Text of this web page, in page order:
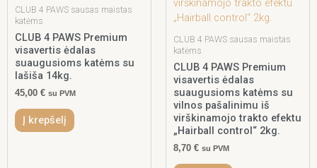
CLUB 4 PAWS sausas maistas
katėms
CLUB 4 PAWS Premium
visavertis ėdalas
suaugusioms katėms su
lašiša 14kg.
45,00 € su PVM
Į krepšelį
CLUB 4 PAWS sausas maistas
katėms
CLUB 4 PAWS Premium
visavertis ėdalas
suaugusioms katėms su
vilnos pašalinimu iš
virškinamojo trakto efektu
„Hairball control“ 2kg.
8,70 € su PVM